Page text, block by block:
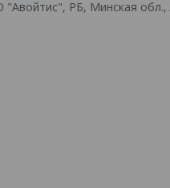
РБ, Минская обл.,